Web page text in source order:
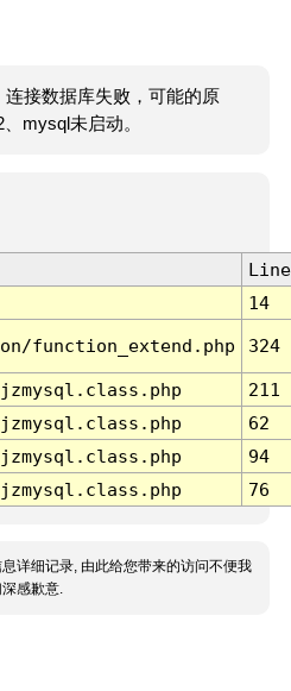
接数据库失败，可能的原
mysql未启动。
Line
14
function_extend.php 324
211
62
94
76
详细记录, 由此给您带来的访问不便我
感歉意.